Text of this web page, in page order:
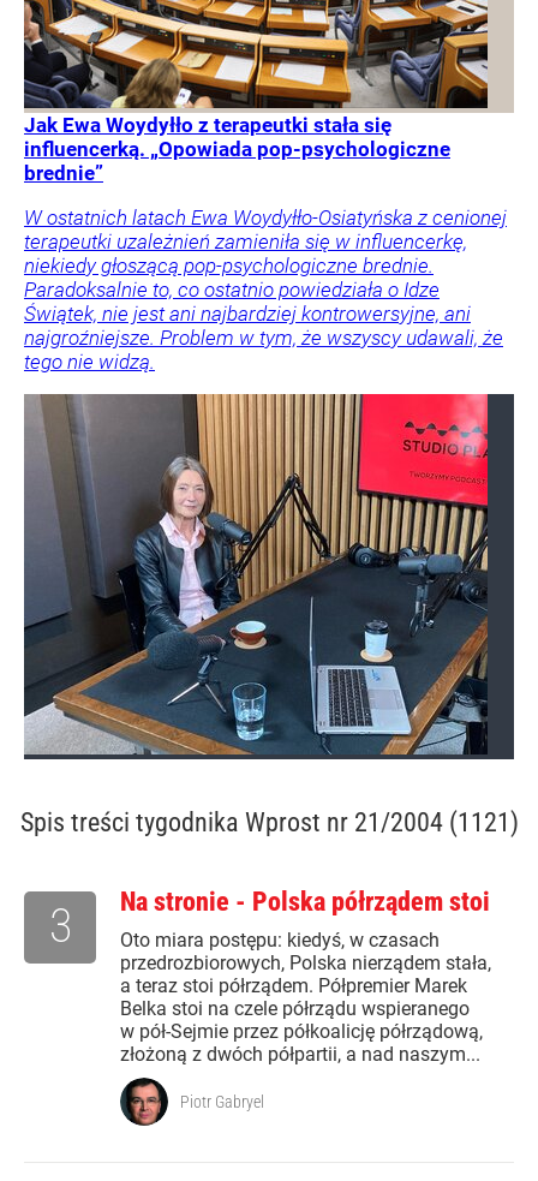
Jak Ewa Woydyłło z terapeutki stała się
influencerką. „Opowiada pop-psychologiczne
brednie”
W ostatnich latach Ewa Woydyłło-Osiatyńska z cenionej
terapeutki uzależnień zamieniła się w influencerkę,
niekiedy głoszącą pop-psychologiczne brednie.
Paradoksalnie to, co ostatnio powiedziała o Idze
Świątek, nie jest ani najbardziej kontrowersyjne, ani
najgroźniejsze. Problem w tym, że wszyscy udawali, że
tego nie widzą.
Spis treści tygodnika Wprost nr 21/2004 (1121)
Na stronie - Polska półrządem stoi
Oto miara postępu: kiedyś, w czasach
przedrozbiorowych, Polska nierządem stała,
a teraz stoi półrządem. Półpremier Marek
Belka stoi na czele półrządu wspieranego
w pół-Sejmie przez półkoalicję półrządową,
złożoną z dwóch półpartii, a nad naszym...
3
Piotr Gabryel